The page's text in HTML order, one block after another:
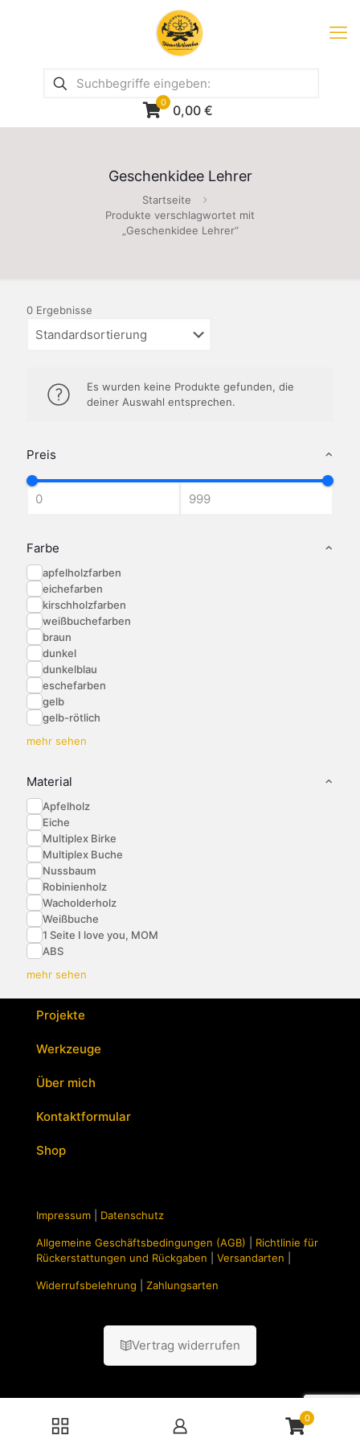
0 0,00 €
Geschenkidee Lehrer
Startseite
Produkte verschlagwortet mit
„Geschenkidee Lehrer“
Preis
Farbe
apfelholzfarben
eichefarben
kirschholzfarben
weißbuchefarben
braun
dunkel
dunkelblau
eschefarben
gelb
gelb-rötlich
mehr sehen
Material
Apfelholz
Eiche
Multiplex Birke
Multiplex Buche
Nussbaum
Robinienholz
Wacholderholz
Weißbuche
1 Seite I love you, MOM
ABS
mehr sehen
0 Ergebnisse
Es wurden keine Produkte gefunden, die
deiner Auswahl entsprechen.
Projekte
Werkzeuge
Über mich
Kontaktformular
Shop
Impressum Datenschutz
Allgemeine Geschäftsbedingungen (AGB)
Richtlinie für
Rückerstattungen und Rückgaben
Versandarten
Widerrufsbelehrung Zahlungsarten
Vertrag widerrufen
0